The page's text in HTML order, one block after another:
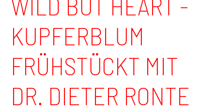
KUPFERBLUM
FRÜHSTÜCKT MIT
DR. DIETER RONTE